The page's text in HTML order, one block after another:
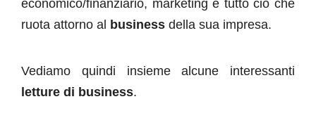
economico/finanziario, marketing e tutto ciò che
ruota attorno al business della sua impresa.
Vediamo quindi insieme alcune interessanti
letture di business.